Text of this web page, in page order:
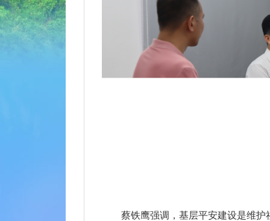
蔡铁鹰强调，基层平安建设是维护